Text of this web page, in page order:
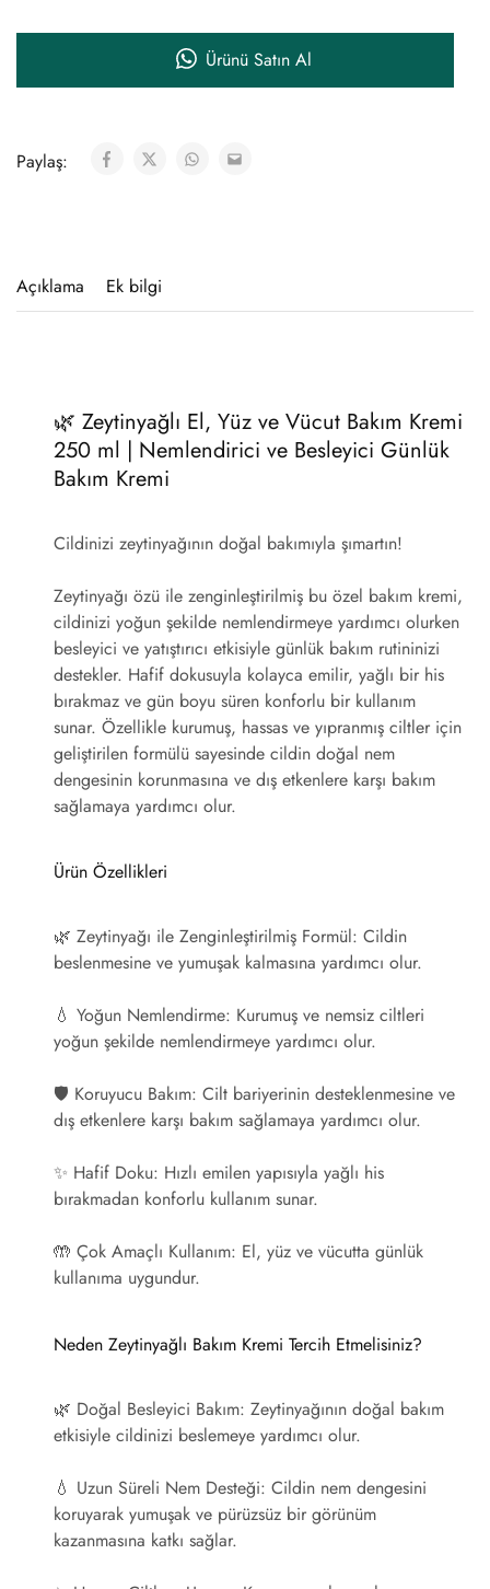
Ürünü Satın Al
Paylaş:
Açıklama Ek bilgi
🌿 Zeytinyağlı El, Yüz ve Vücut Bakım Kremi
250 ml | Nemlendirici ve Besleyici Günlük
Bakım Kremi
Cildinizi zeytinyağının doğal bakımıyla şımartın!
Zeytinyağı özü ile zenginleştirilmiş bu özel bakım kremi,
cildinizi yoğun şekilde nemlendirmeye yardımcı olurken
besleyici ve yatıştırıcı etkisiyle günlük bakım rutininizi
destekler. Hafif dokusuyla kolayca emilir, yağlı bir his
bırakmaz ve gün boyu süren konforlu bir kullanım
sunar. Özellikle kurumuş, hassas ve yıpranmış ciltler için
geliştirilen formülü sayesinde cildin doğal nem
dengesinin korunmasına ve dış etkenlere karşı bakım
sağlamaya yardımcı olur.
Ürün Özellikleri
🌿 Zeytinyağı ile Zenginleştirilmiş Formül: Cildin
beslenmesine ve yumuşak kalmasına yardımcı olur.
💧 Yoğun Nemlendirme: Kurumuş ve nemsiz ciltleri
yoğun şekilde nemlendirmeye yardımcı olur.
🛡️ Koruyucu Bakım: Cilt bariyerinin desteklenmesine ve
dış etkenlere karşı bakım sağlamaya yardımcı olur.
✨ Hafif Doku: Hızlı emilen yapısıyla yağlı his
bırakmadan konforlu kullanım sunar.
🤲 Çok Amaçlı Kullanım: El, yüz ve vücutta günlük
kullanıma uygundur.
Neden Zeytinyağlı Bakım Kremi Tercih Etmelisiniz?
🌿 Doğal Besleyici Bakım: Zeytinyağının doğal bakım
etkisiyle cildinizi beslemeye yardımcı olur.
💧 Uzun Süreli Nem Desteği: Cildin nem dengesini
koruyarak yumuşak ve pürüzsüz bir görünüm
kazanmasına katkı sağlar.